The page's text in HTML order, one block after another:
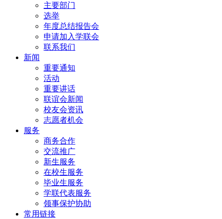
主要部门
选举
年度总结报告会
申请加入学联会
联系我们
新闻
重要通知
活动
重要讲话
联谊会新闻
校友会资讯
志愿者机会
服务
商务合作
交流推广
新生服务
在校生服务
毕业生服务
学联代表服务
领事保护协助
常用链接